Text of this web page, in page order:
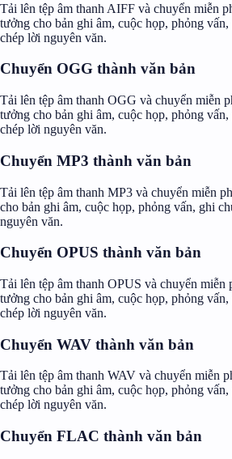
Tải lên tệp âm thanh AIFF và chuyển miễn
tưởng cho bản ghi âm, cuộc họp, phỏng
chép lời nguyên văn.
Chuyển OGG thành văn bản
Tải lên tệp âm thanh OGG và chuyển miễn
tưởng cho bản ghi âm, cuộc họp, phỏng
chép lời nguyên văn.
Chuyển MP3 thành văn bản
Tải lên tệp âm thanh MP3 và chuyển miễn
cho bản ghi âm, cuộc họp, phỏng vấn, ghi
nguyên văn.
Chuyển OPUS thành văn bản
Tải lên tệp âm thanh OPUS và chuyển miễn
tưởng cho bản ghi âm, cuộc họp, phỏng
chép lời nguyên văn.
Chuyển WAV thành văn bản
Tải lên tệp âm thanh WAV và chuyển miễn
tưởng cho bản ghi âm, cuộc họp, phỏng
chép lời nguyên văn.
Chuyển FLAC thành văn bản